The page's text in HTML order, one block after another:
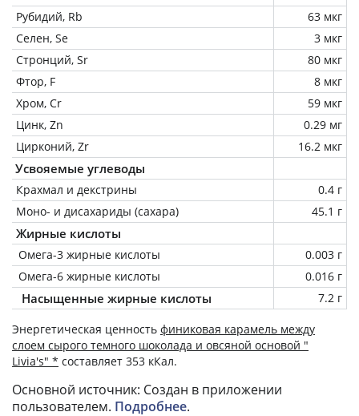
Рубидий, Rb
63 мкг
Селен, Se
3 мкг
Стронций, Sr
80 мкг
Фтор, F
8 мкг
Хром, Cr
59 мкг
Цинк, Zn
0.29 мг
Цирконий, Zr
16.2 мкг
Усвояемые углеводы
Крахмал и декстрины
0.4 г
Моно- и дисахариды (сахара)
45.1 г
Жирные кислоты
Омега-3 жирные кислоты
0.003 г
Омега-6 жирные кислоты
0.016 г
Насыщенные жирные кислоты 7.2 г
Энергетическая ценность финиковая карамель между
слоем сырого темного шоколада и овсяной основой "
Livia's" * составляет 353 кКал.
Основной источник: Создан в приложении
пользователем. Подробнее.